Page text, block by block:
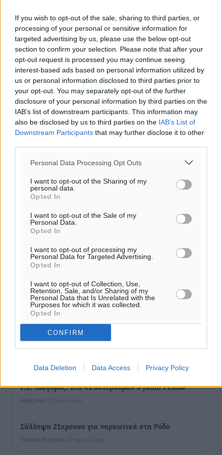
If you wish to opt-out of the sale, sharing to third parties, or
processing of your personal or sensitive information for
targeted advertising by us, please use the below opt-out
section to confirm your selection. Please note that after your
opt-out request is processed you may continue seeing
interest-based ads based on personal information utilized by
us or personal information disclosed to third parties prior to
your opt-out. You may separately opt-out of the further
disclosure of your personal information by third parties on the
IAB’s list of downstream participants. This information may
also be disclosed by us to third parties on the IAB’s List of
Downstream Participants that may further disclose it to other
Personal Data Processing Opt Outs
I want to opt-out of the Sharing of my
personal data.
Opted In
I want to opt-out of the Sale of my
Personal Data.
Opted In
I want to opt-out of processing my
Personal Data for Targeted Advertising.
Opted In
I want to opt-out of Collection, Use,
Retention, Sale, and/or Sharing of my
Personal Data that Is Unrelated with the
Purposes for which it was collected.
Opted In
CONFIRM
Data Deletion Data Access Privacy Policy
Γ.Σ. Διαγόρας: Στα «κυανέρυθρα» ο Janni Pembe
Αθλητικά πριν 1 ώρα
Σύλληψη 21χρονου για ναρκωτικά στη Ρόδο
Τοπικές Ειδήσεις πριν 2 ώρες